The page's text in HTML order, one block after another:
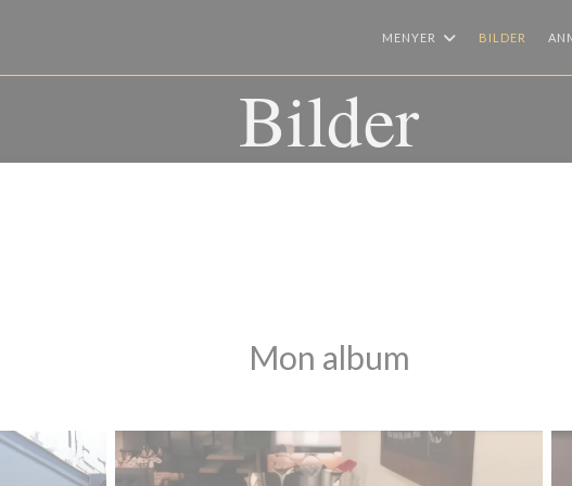
MENYER BILDER
Bilder
Mon album